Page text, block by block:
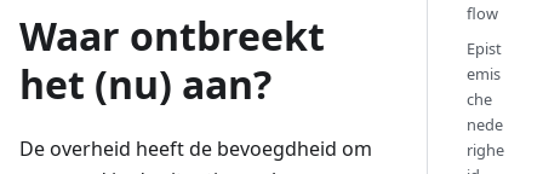
Waar ontbreekt
het (nu) aan?
De overheid heeft de bevoegdheid om
flow
Epist
emis
che
nede
righe